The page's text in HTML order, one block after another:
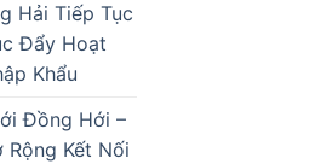
Hải Tiếp Tục
Đẩy Hoạt
Khẩu
Đồng Hới –
Rộng Kết Nối